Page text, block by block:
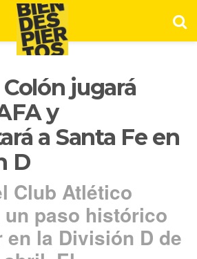
jugará
y
a Santa Fe en
D
Club Atlético
un paso histórico
la División D de